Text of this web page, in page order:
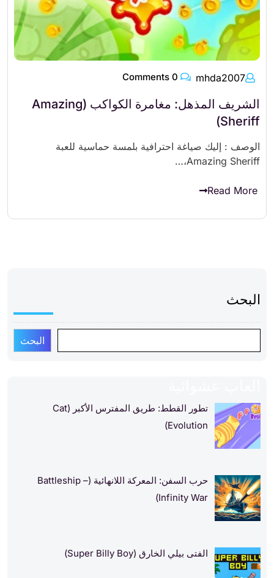
mhda2007
الشريف المذهل: مغامرة الكواكب (Amazing
Sheriff)
الوصف : إليك صياغة احترافية بلمسة حماسية للعبة
Amazing Sheriff،…
Read More
البحث
البحث
تطور القطط: طريق المفترس الأكبر (Cat
Evolution)
حرب السفن: المعركة اللانهائية (Battleship –
Infinity War)
الفتى بيلي الخارق (Super Billy Boy)